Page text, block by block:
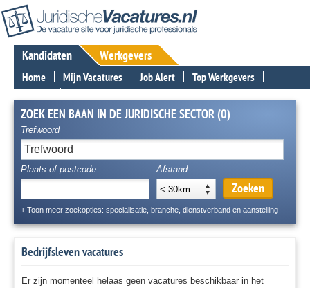
Kandidaten
Home Mijn Vacatures Job Alert
Top Werkgevers
Nieuws
Contact
Werkgevers
ZOEK EEN BAAN IN DE JURIDISCHE SECTOR (0)
Trefwoord
Plaats of postcode
Afstand
< 30km
Zoeken
+ Toon meer zoekopties: specialisatie, branche, dienstverband en aanstelling
Bedrijfsleven vacatures
Er zijn momenteel helaas geen vacatures beschikbaar in het